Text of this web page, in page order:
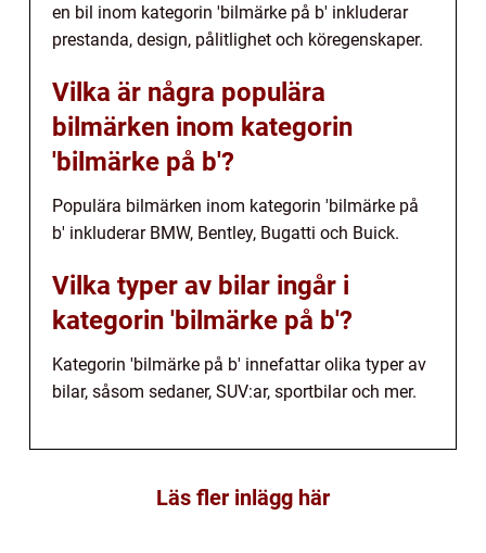
en bil inom kategorin 'bilmärke på b' inkluderar
prestanda, design, pålitlighet och köregenskaper.
Vilka är några populära
bilmärken inom kategorin
'bilmärke på b'?
Populära bilmärken inom kategorin 'bilmärke på
b' inkluderar BMW, Bentley, Bugatti och Buick.
Vilka typer av bilar ingår i
kategorin 'bilmärke på b'?
Kategorin 'bilmärke på b' innefattar olika typer av
bilar, såsom sedaner, SUV:ar, sportbilar och mer.
Läs fler inlägg här